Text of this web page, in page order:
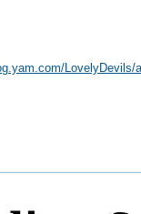
LovelyDevils/